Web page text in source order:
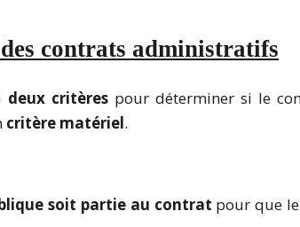
contrats administratifs
deux critèrespour déterminer si le
critère matériel.
soit partie au contrat pour que